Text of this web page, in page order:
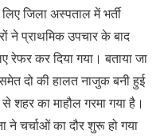
जिला अस्पताल में भर्ती
ने प्राथमिक उपचार के बाद
रेफर कर दिया गया। बताया जा
समेत दो की हालत नाजुक बनी हुई
शहर का माहौल गरमा गया है।
ने चर्चाओं का दौर शुरू हो गया